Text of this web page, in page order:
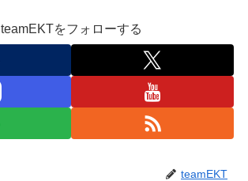
teamEKTをフォローする
teamEKT